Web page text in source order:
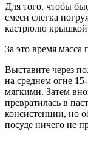
Для того, чтобы
смеси слегка
кастрюлю крышкой
За это время масса
Выставите через
на среднем огне
мягкими. Затем
превратилась в
консистенции, но
посуде ничего не